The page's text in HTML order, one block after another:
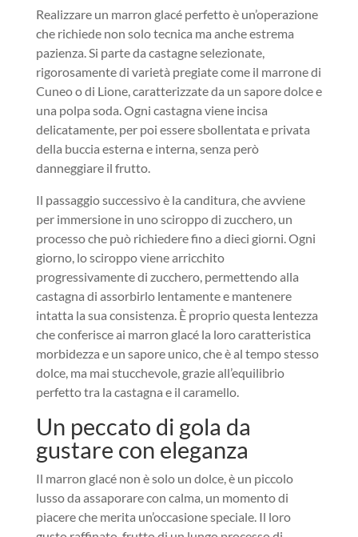
Realizzare un marron glacé perfetto è un’operazione
che richiede non solo tecnica ma anche estrema
pazienza. Si parte da castagne selezionate,
rigorosamente di varietà pregiate come il marrone di
Cuneo o di Lione, caratterizzate da un sapore dolce e
una polpa soda. Ogni castagna viene incisa
delicatamente, per poi essere sbollentata e privata
della buccia esterna e interna, senza però
danneggiare il frutto.
Il passaggio successivo è la canditura, che avviene
per immersione in uno sciroppo di zucchero, un
processo che può richiedere fino a dieci giorni. Ogni
giorno, lo sciroppo viene arricchito
progressivamente di zucchero, permettendo alla
castagna di assorbirlo lentamente e mantenere
intatta la sua consistenza. È proprio questa lentezza
che conferisce ai marron glacé la loro caratteristica
morbidezza e un sapore unico, che è al tempo stesso
dolce, ma mai stucchevole, grazie all’equilibrio
perfetto tra la castagna e il caramello.
Un peccato di gola da
gustare con eleganza
Il marron glacé non è solo un dolce, è un piccolo
lusso da assaporare con calma, un momento di
piacere che merita un’occasione speciale. Il loro